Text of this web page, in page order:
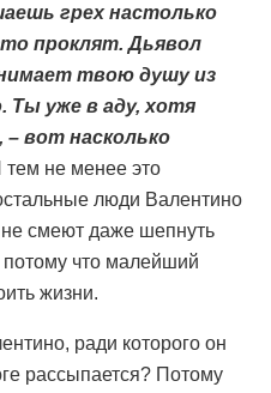
грех настолько
проклят. Дьявол
твою душу из
Ты уже в аду, хотя
вот насколько
тем не менее это
люди Валентино
смеют даже шепнуть
потому что малейший
жизни.
ради которого он
рассыпается? Потому